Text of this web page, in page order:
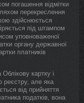
погашення відмітки
перекреслення
здійснюється
під штампом
уповноваженої
органу державної
платників
картку і
реєстру, але яка
від прийняття
податків, вона